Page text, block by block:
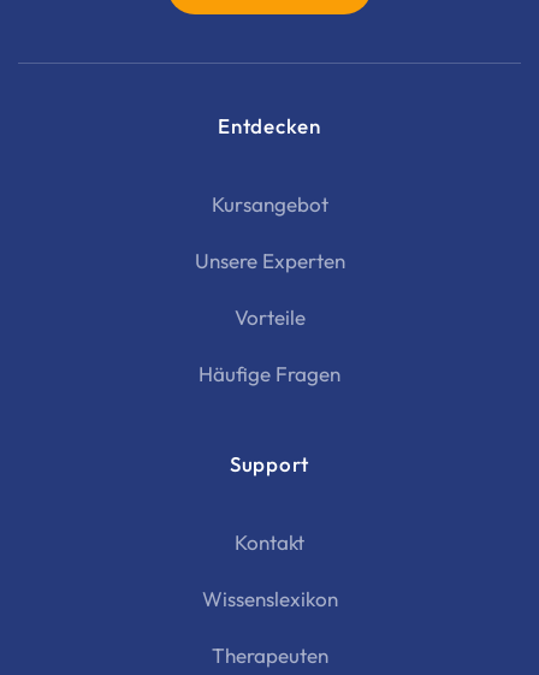
Entdecken
Kursangebot
Unsere Experten
Vorteile
Häufige Fragen
Support
Kontakt
Wissenslexikon
Therapeuten